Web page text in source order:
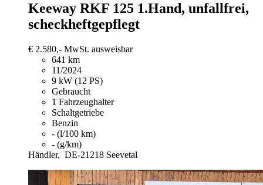
Keeway RKF 125 1.Hand, unfallfrei,
scheckheftgepflegt
€ 2.580,- MwSt. ausweisbar
641 km
11/2024
9 kW (12 PS)
Gebraucht
1 Fahrzeughalter
Schaltgetriebe
Benzin
- (l/100 km)
- (g/km)
Händler, DE-21218 Seevetal